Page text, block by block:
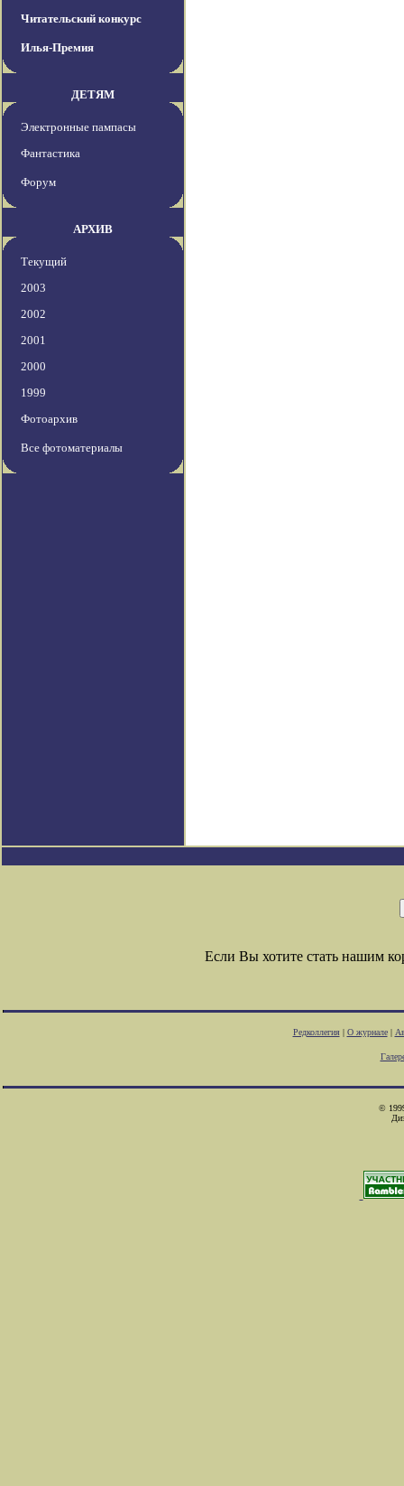
Читательский конкурс
Илья-Премия
ДЕТЯМ
Электронные пампасы
Фантастика
Форум
АРХИВ
Текущий
2003
2002
2001
2000
1999
Фотоархив
Все фотоматериалы
Если Вы хотите стать нашим
Редколлегия| О журнале|
©